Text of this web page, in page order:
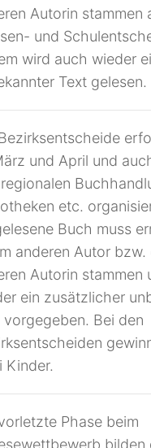
Autorin stammen
und
wird auch wieder
Text gelesen.
und April und
etc.
Buch muss
anderen Autor bzw.
Autorin stammen
ein zusätzlicher
vorgegeben. Bei den
Kinder.
Phase beim
bilden